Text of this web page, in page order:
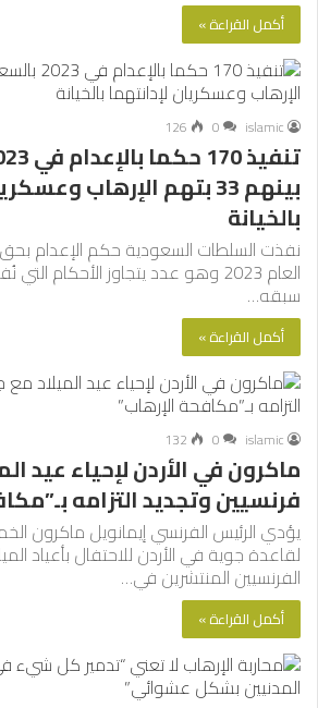
أكمل القراءة »
islamic
0
126
بينهم 33 بتهم الإرهاب
بالخيانة
العام 2023 وهو عدد يتجاوز الأحكام
سبقه…
أكمل القراءة »
islamic
0
132
ماكرون في الأردن لإحياء عيد
فرنسيين وتجديد التزامه
يؤدي الرئيس الفرنسي إيمانويل ماكرون
لقاعدة جوية في الأردن للاحتفال بأعياد
الفرنسيين المنتشرين في…
أكمل القراءة »